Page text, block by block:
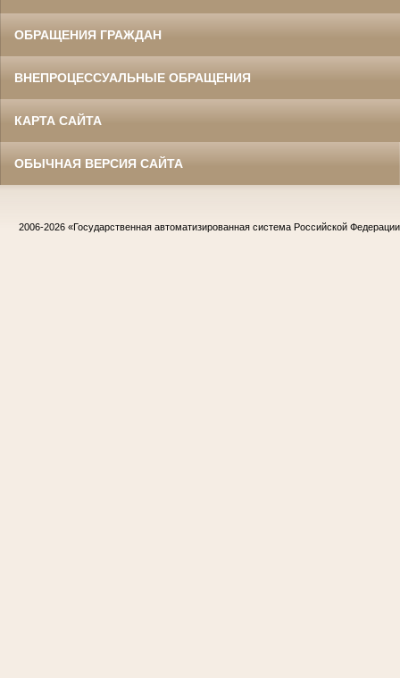
ОБРАЩЕНИЯ ГРАЖДАН
ВНЕПРОЦЕССУАЛЬНЫЕ ОБРАЩЕНИЯ
КАРТА САЙТА
ОБЫЧНАЯ ВЕРСИЯ САЙТА
2006-2026 «Государственная автоматизированная система Российской